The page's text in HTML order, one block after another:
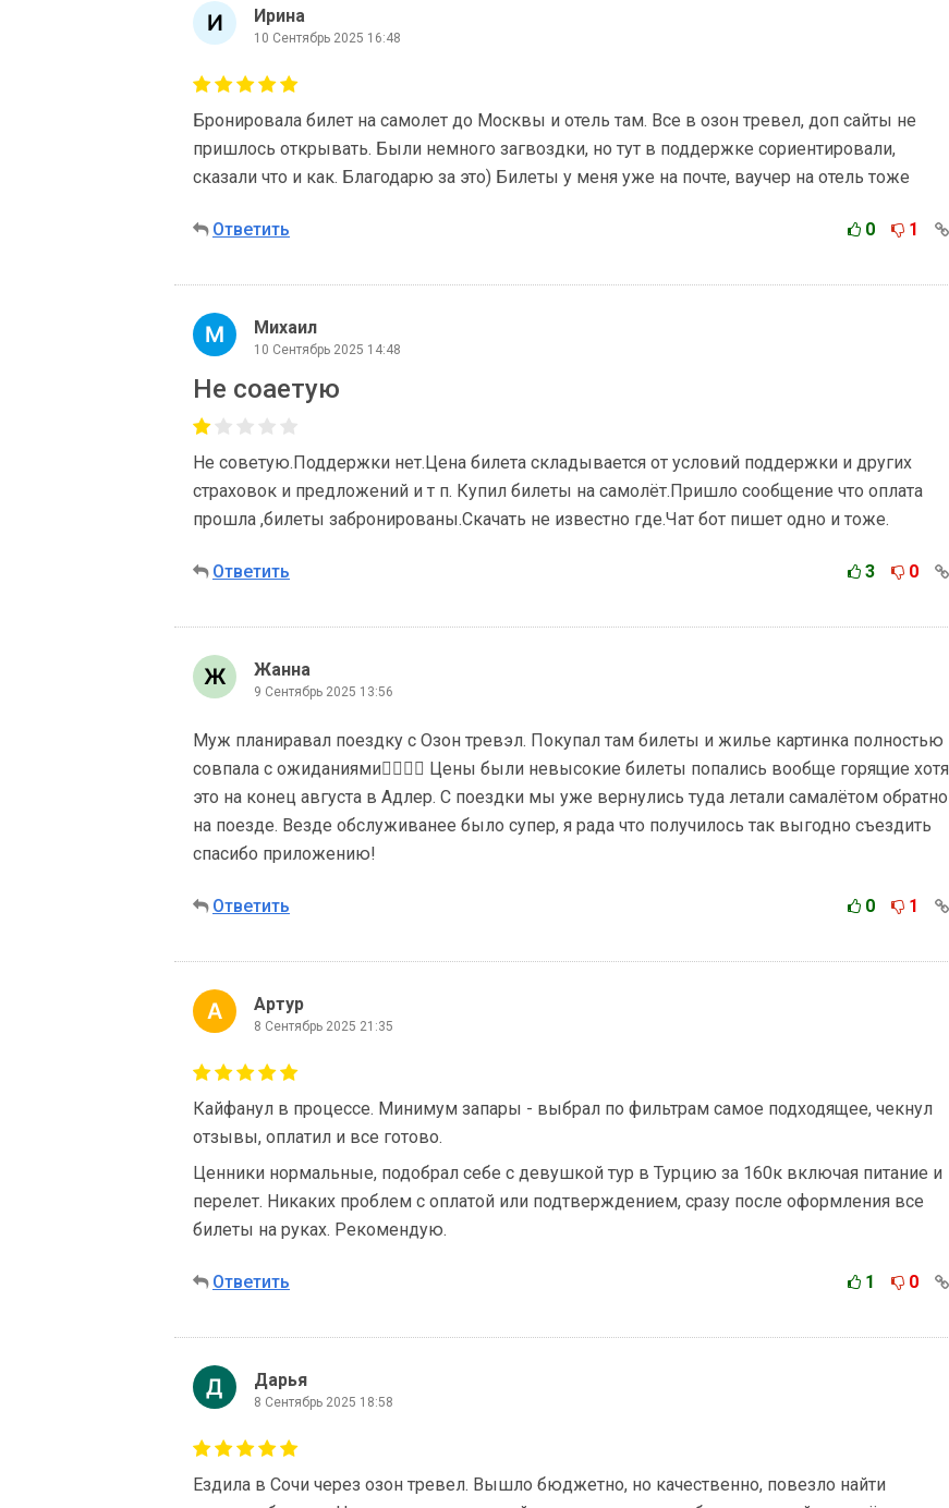
Ирина
10 Сентябрь 2025 16:48
Бронировала билет на самолет до Москвы и отель там. Все в озон тревел, доп сайты не
пришлось открывать. Были немного загвоздки, но тут в поддержке сориентировали,
сказали что и как. Благодарю за это) Билеты у меня уже на почте, ваучер на отель тоже
Ответить 0 1
Михаил
10 Сентябрь 2025 14:48
Не соаетую
Не советую.Поддержки нет.Цена билета складывается от условий поддержки и других
страховок и предложений и т п. Купил билеты на самолёт.Пришло сообщение что оплата
прошла ,билеты забронированы.Скачать не известно где.Чат бот пишет одно и тоже.
Ответить 3 0
Жанна
9 Сентябрь 2025 13:56
Муж планиравал поездку с Озон тревэл. Покупал там билеты и жилье картинка полностью
совпала с ожиданиями👍🏼👍🏼 Цены были невысокие билеты попались вообще горящие хотя
это на конец августа в Адлер. С поездки мы уже вернулись туда летали самалётом обратно
на поезде. Везде обслуживанее было супер, я рада что получилось так выгодно съездить
спасибо приложению!
Ответить 0 1
Артур
8 Сентябрь 2025 21:35
Кайфанул в процессе. Минимум запары - выбрал по фильтрам самое подходящее, чекнул
отзывы, оплатил и все готово.
Ценники нормальные, подобрал себе с девушкой тур в Турцию за 160к включая питание и
перелет. Никаких проблем с оплатой или подтверждением, сразу после оформления все
билеты на руках. Рекомендую.
Ответить 1 0
Дарья
8 Сентябрь 2025 18:58
Ездила в Сочи через озон тревел. Вышло бюджетно, но качественно, повезло найти